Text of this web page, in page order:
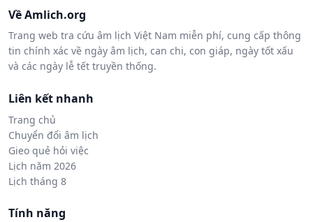
Về Amlich.org
Trang web tra cứu âm lịch Việt Nam miễn phí, cung cấp thông
tin chính xác về ngày âm lịch, can chi, con giáp, ngày tốt xấu
và các ngày lễ tết truyền thống.
Liên kết nhanh
Trang chủ
Chuyển đổi âm lịch
Gieo quẻ hỏi việc
Lịch năm 2026
Lịch tháng 8
Tính năng